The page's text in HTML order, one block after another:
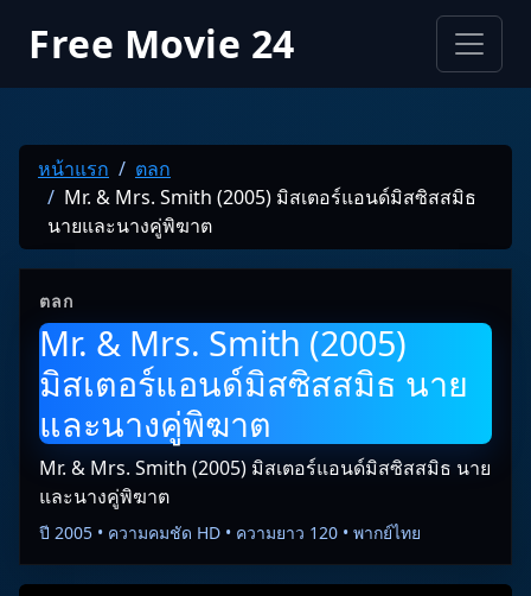
Free Movie 24
หน้าแรก
ตลก
Mr. & Mrs. Smith (2005) มิสเตอร์แอนด์มิสซิสสมิธ
นายและนางคู่พิฆาต
ตลก
Mr. & Mrs. Smith (2005)
มิสเตอร์แอนด์มิสซิสสมิธ นาย
และนางคู่พิฆาต
Mr. & Mrs. Smith (2005) มิสเตอร์แอนด์มิสซิสสมิธ นาย
และนางคู่พิฆาต
ปี 2005 • ความคมชัด HD • ความยาว 120 • พากย์ไทย